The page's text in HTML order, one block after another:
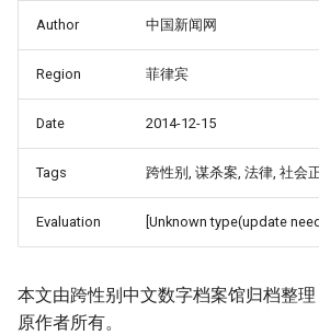
Author 中国新闻网
Region 菲律宾
Date 2014-12-15
Tags 跨性别, 谋杀案, 法律, 社会
Evaluation [Unknown type(update
本文由跨性别中文数字档案馆归档整
原作者所有。